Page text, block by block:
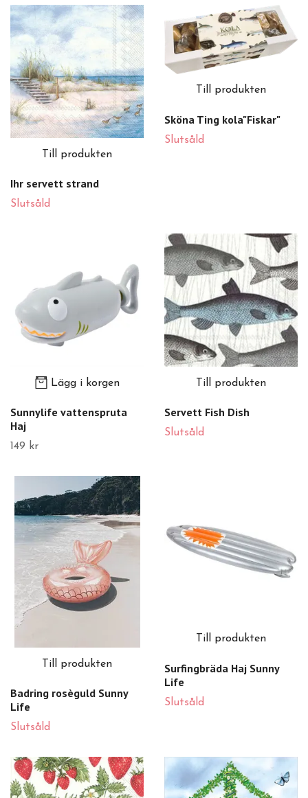
Till produkten
Ihr servett strand
Slutsåld
Till produkten
Sköna Ting kola"Fiskar"
Slutsåld
Lägg i korgen
Sunnylife vattenspruta
Haj
149 kr
Till produkten
Servett Fish Dish
Slutsåld
Till produkten
Badring rosèguld Sunny
Life
Slutsåld
Till produkten
Surfingbräda Haj Sunny
Life
Slutsåld